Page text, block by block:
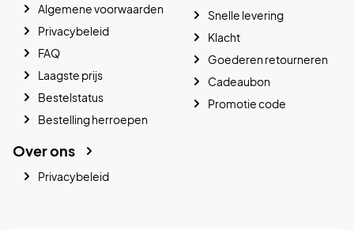
Algemene voorwaarden
Privacybeleid
FAQ
Laagste prijs
Bestelstatus
Bestelling herroepen
Snelle levering
Klacht
Goederen retourneren
Cadeaubon
Promotie code
Over ons
Privacybeleid